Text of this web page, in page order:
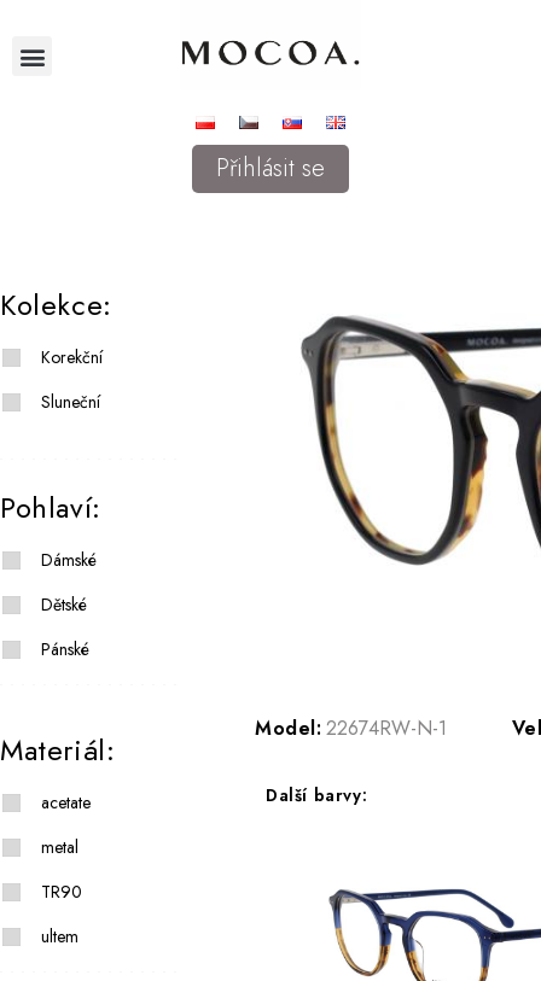
Přihlásit se
Kolekce:
Korekční
Sluneční
Pohlaví:
Dámské
Dětské
Pánské
Materiál:
acetate
metal
TR90
ultem
Model: 22674RW-N-1
Další barvy: